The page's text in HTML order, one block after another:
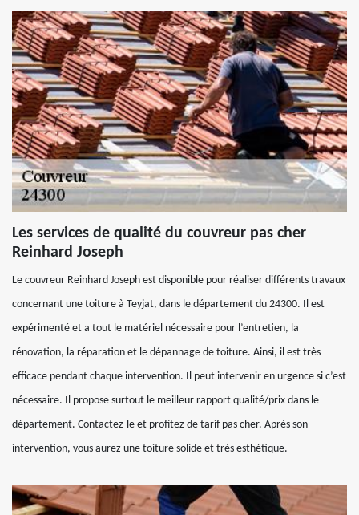
Les services de qualité du couvreur pas cher
Reinhard Joseph
Le couvreur Reinhard Joseph est disponible pour réaliser différents travaux
concernant une toiture à Teyjat, dans le département du 24300. Il est
expérimenté et a tout le matériel nécessaire pour l’entretien, la
rénovation, la réparation et le dépannage de toiture. Ainsi, il est très
efficace pendant chaque intervention. Il peut intervenir en urgence si c’est
nécessaire. Il propose surtout le meilleur rapport qualité/prix dans le
département. Contactez-le et profitez de tarif pas cher. Après son
intervention, vous aurez une toiture solide et très esthétique.